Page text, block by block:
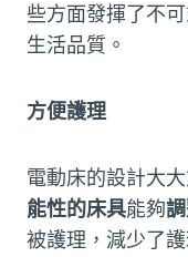
些方面發揮了不
生活品質。
方便護理
電動床的設計大
能性的床具能夠
被護理，減少了